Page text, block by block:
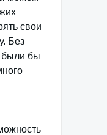
свои
Без
были бы